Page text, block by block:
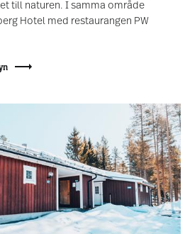
till naturen. I samma område
Hotel med restaurangen PW